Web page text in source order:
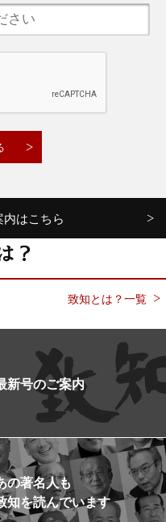
はこちら
？
致知とは？一覧
新号のご案内
の著名人も
知を読んでいます